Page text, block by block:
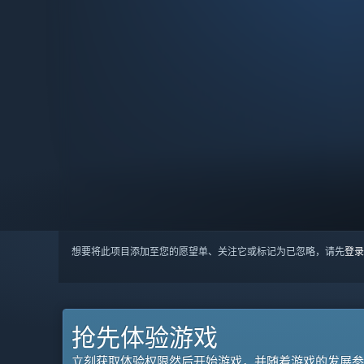
想要将此项目添加至您的愿望单、关注它或标记为已忽略，请先登录
抢先体验游戏